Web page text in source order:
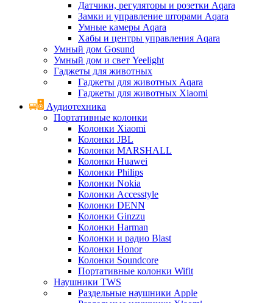
Датчики, регуляторы и розетки Aqara
Замки и управление шторами Aqara
Умные камеры Aqara
Хабы и центры управления Aqara
Умный дом Gosund
Умный дом и свет Yeelight
Гаджеты для животных
Гаджеты для животных Aqara
Гаджеты для животных Xiaomi
Аудиотехника
Портативные колонки
Колонки Xiaomi
Колонки JBL
Колонки MARSHALL
Колонки Huawei
Колонки Philips
Колонки Nokia
Колонки Accesstyle
Колонки DENN
Колонки Ginzzu
Колонки Harman
Колонки и радио Blast
Колонки Honor
Колонки Soundcore
Портативные колонки Wifit
Наушники TWS
Раздельные наушники Apple